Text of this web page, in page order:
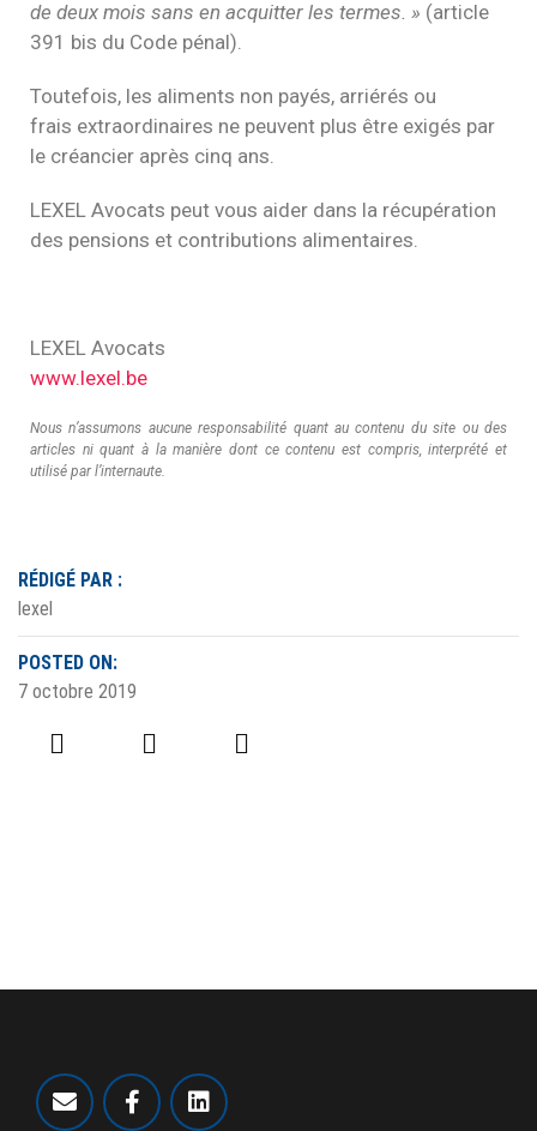
de deux mois sans en acquitter les termes. » (article
391 bis du Code pénal).
Toutefois, les aliments non payés, arriérés ou
frais extraordinaires ne peuvent plus être exigés par
le créancier après cinq ans.
LEXEL Avocats peut vous aider dans la récupération
des pensions et contributions alimentaires.
LEXEL Avocats
www.lexel.be
Nous n’assumons aucune responsabilité quant au contenu du site ou des
articles ni quant à la manière dont ce contenu est compris, interprété et
utilisé par l’internaute.
RÉDIGÉ PAR :
lexel
POSTED ON:
7 octobre 2019